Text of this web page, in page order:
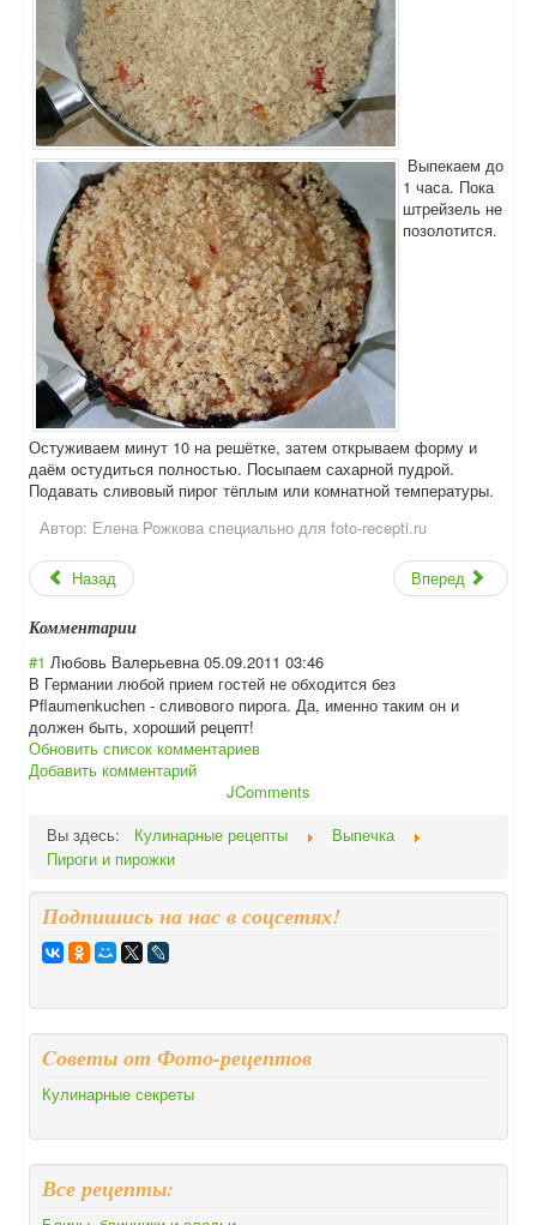
Выпекаем до
1 часа. Пока
штрейзель не
позолотится.
Остуживаем минут 10 на решётке, затем открываем форму и
даём остудиться полностью. Посыпаем сахарной пудрой.
Подавать сливовый пирог тёплым или комнатной температуры.
Автор: Елена Рожкова специально для foto-recepti.ru
Назад Вперед
Комментарии
#1 Любовь Валерьевна 05.09.2011 03:46
В Германии любой прием гостей не обходится без
Pflaumenkuchen - сливового пирога. Да, именно таким он и
должен быть, хороший рецепт!
Обновить список комментариев
Добавить комментарий
JComments
Вы здесь:
Кулинарные рецепты
Выпечка
Пироги и пирожки
Подпишись на нас в соцсетях!
Cоветы от Фото-рецептов
Кулинарные секреты
Все рецепты: